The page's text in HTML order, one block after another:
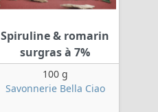
Spiruline & romarin
surgras à 7%
100 g
Savonnerie Bella Ciao